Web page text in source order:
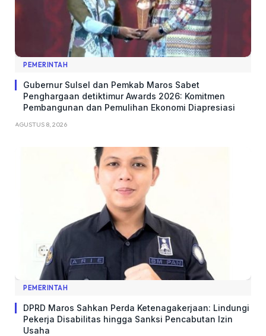
PEMERINTAH
Gubernur Sulsel dan Pemkab Maros Sabet
Penghargaan detiktimur Awards 2026: Komitmen
Pembangunan dan Pemulihan Ekonomi Diapresiasi
AGUSTUS 8, 2026
PEMERINTAH
DPRD Maros Sahkan Perda Ketenagakerjaan: Lindungi
Pekerja Disabilitas hingga Sanksi Pencabutan Izin
Usaha